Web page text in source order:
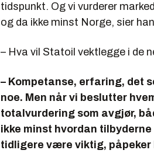
tidspunkt. Og vi vurderer
og da ikke minst Norge, sier
– Hva vil Statoil vektlegge i de
– Kompetanse, erfaring, det
noe. Men når vi beslutter
totalvurdering som avgjør,
ikke minst hvordan
tidligere være viktig, påpeker